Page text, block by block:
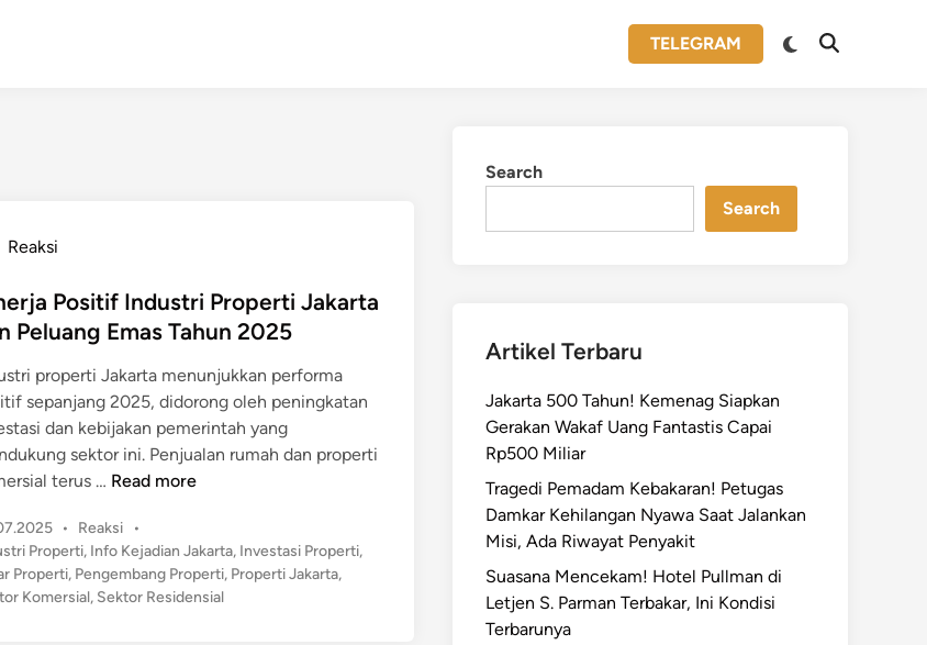
TELEGRAM
Switch
Open
Reaksi
Positif Industri Properti Jakarta
Peluang Emas Tahun 2025
properti Jakarta menunjukkan performa
sepanjang 2025, didorong oleh peningkatan
dan kebijakan pemerintah yang
sektor ini. Penjualan rumah dan properti
terus … K
n
e
r
Read more
•
P
o
s
t
Reaksi
•
Properti, Info Kejadian Jakarta, Investasi Properti,
Properti, Pengembang Properti, Properti Jakarta,
Komersial, Sektor Residensial
Search
Search
Artikel Terbaru
Jakarta 500 Tahun! Kemenag Siapkan
Gerakan Wakaf Uang Fantastis Capai
Rp500 Miliar
Tragedi Pemadam Kebakaran! Petugas
Damkar Kehilangan Nyawa Saat Jalankan
Misi, Ada Riwayat Penyakit
Suasana Mencekam! Hotel Pullman di
Letjen S. Parman Terbakar, Ini Kondisi
Terbarunya